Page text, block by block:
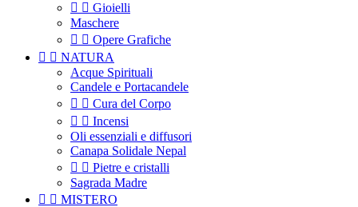
  Gioielli
Maschere
  Opere Grafiche
  NATURA
Acque Spirituali
Candele e Portacandele
  Cura del Corpo
  Incensi
Oli essenziali e diffusori
Canapa Solidale Nepal
  Pietre e cristalli
Sagrada Madre
  MISTERO